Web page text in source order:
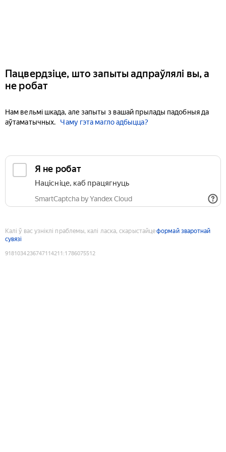
Пацвердзіце, што запыты адпраўлялі вы, а
не робат
Нам вельмі шкада, але запыты з вашай прылады падобныя да
аўтаматычных.
Чаму гэта магло адбыцца?
Я не робат
Націсніце, каб працягнуць
SmartCaptcha by Yandex Cloud
Калі ў вас узніклі праблемы, калі ласка, скарыстайцеформай зваротнай
сувязі
9181034236747114211 :1786075512